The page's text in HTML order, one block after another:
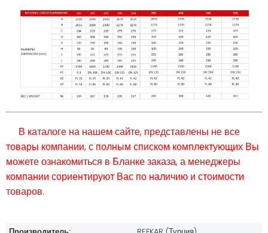
В каталоге на нашем сайте, представлены не все
товары компании, с полным списком комплектующих Вы
можете ознакомиться в Бланке заказа, а менеджеры
компании сориентируют Вас по наличию и стоимости
товаров.